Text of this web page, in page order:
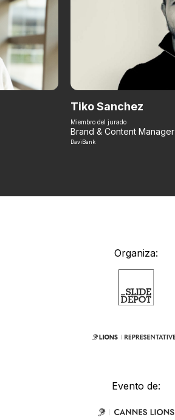
Tiko Sanchez
Miembro del jurado
Brand & Content Manager
DaviBank
Organiza:
Evento de: